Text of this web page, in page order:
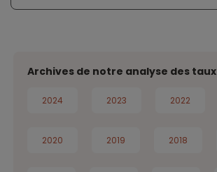
Archives de notre analyse des taux
2024 2023 2022
2020 2019 2018